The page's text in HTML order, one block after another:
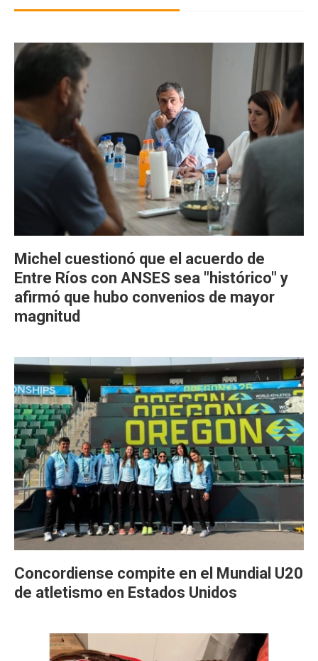
Michel cuestionó que el acuerdo de
Entre Ríos con ANSES sea "histórico" y
afirmó que hubo convenios de mayor
magnitud
Concordiense compite en el Mundial U20
de atletismo en Estados Unidos